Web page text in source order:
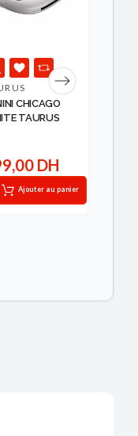
CHICAGO
TAURUS
DH
Ajouter au panier